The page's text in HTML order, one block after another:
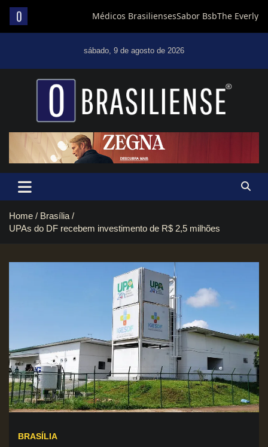
sábado, 9 de agosto de 2026
Um diário de notícias que trabalha por Brasília
Home
Brasília
UPAs do DF recebem investimento de R$ 2,5 milhões
BRASÍLIA